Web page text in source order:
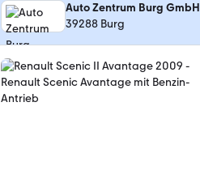
Auto Zentrum Burg GmbH
39288 Burg